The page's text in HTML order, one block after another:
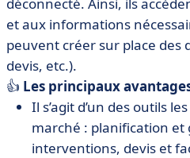
et aux informations
peuvent créer sur place des
devis, etc.).
👍 Les principaux
Il s’agit d’un des outils
marché : planification et
interventions, devis et